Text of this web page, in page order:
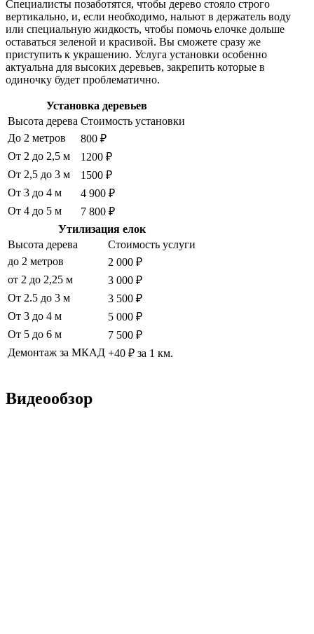
Специалисты позаботятся, чтобы дерево стояло строго
вертикально, и, если необходимо, нальют в держатель воду
или специальную жидкость, чтобы помочь елочке дольше
оставаться зеленой и красивой. Вы сможете сразу же
приступить к украшению. Услуга установки особенно
актуальна для высоких деревьев, закрепить которые в
одиночку будет проблематично.
Установка деревьев
Высота дерева Стоимость установки
До 2 метров
800 ₽
От 2 до 2,5 м
1200 ₽
От 2,5 до 3 м
1500 ₽
От 3 до 4 м
4 900 ₽
От 4 до 5 м
7 800 ₽
Утилизация елок
Высота дерева
Стоимость услуги
до 2 метров
2 000 ₽
от 2 до 2,25 м
3 000 ₽
От 2.5 до 3 м
3 500 ₽
От 3 до 4 м
5 000 ₽
От 5 до 6 м
7 500 ₽
Демонтаж за МКАД +40 ₽ за 1 км.
Видеообзор